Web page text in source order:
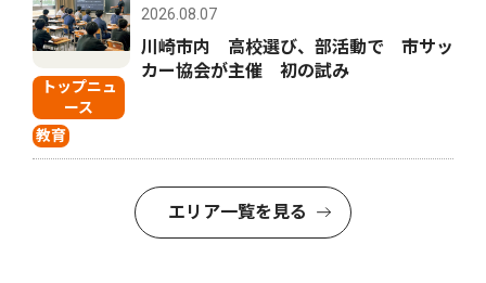
トップニュ
ース
教育
2026.08.07
川崎市内 高校選び、部活動で 市サッ
カー協会が主催 初の試み
エリア一覧を見る